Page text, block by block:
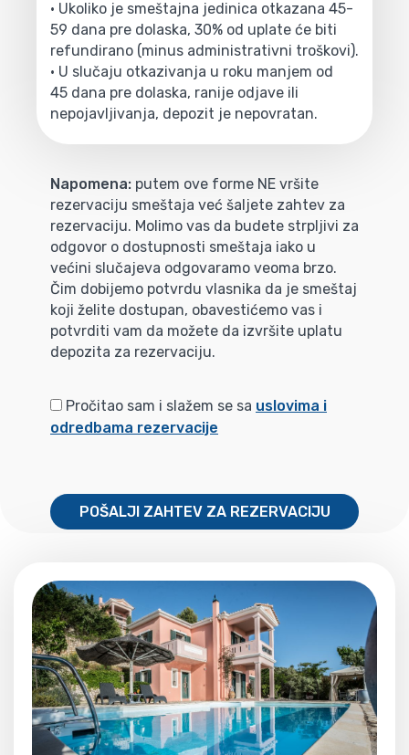
• Ukoliko je smeštajna jedinica otkazana 45-
59 dana pre dolaska, 30% od uplate će biti
refundirano (minus administrativni troškovi).
• U slučaju otkazivanja u roku manjem od
45 dana pre dolaska, ranije odjave ili
nepojavljivanja, depozit je nepovratan.
Napomena: putem ove forme NE vršite
rezervaciju smeštaja već šaljete zahtev za
rezervaciju. Molimo vas da budete strpljivi za
odgovor o dostupnosti smeštaja iako u
većini slučajeva odgovaramo veoma brzo.
Čim dobijemo potvrdu vlasnika da je smeštaj
koji želite dostupan, obavestićemo vas i
potvrditi vam da možete da izvršite uplatu
depozita za rezervaciju.
Pročitao sam i slažem se sa uslovima i
odredbama rezervacije
POŠALJI ZAHTEV ZA REZERVACIJU